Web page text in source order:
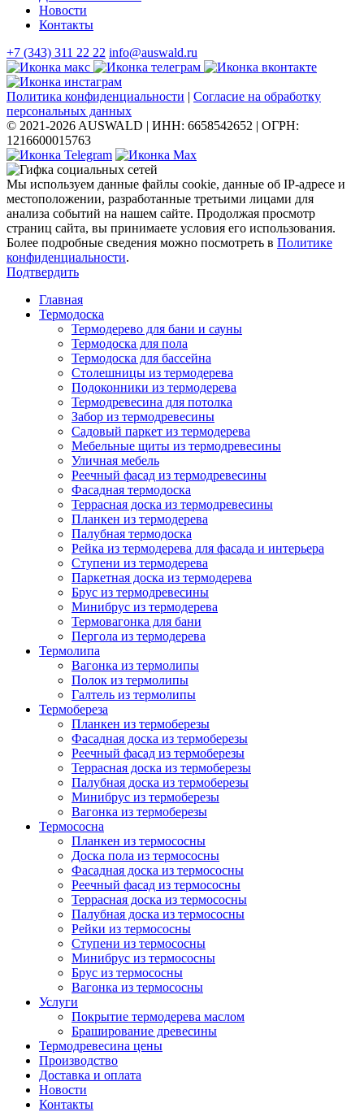
Новости
Контакты
+7 (343) 311 22 22 info@auswald.ru
Политика конфиденциальности | Согласие на обработку
персональных данных
© 2021-2026 AUSWALD | ИНН: 6658542652 | ОГРН:
1216600015763
Мы используем данные файлы cookie, данные об IP-адресе и
местоположении, разработанные третьими лицами для
анализа событий на нашем сайте. Продолжая просмотр
страниц сайта, вы принимаете условия его использования.
Более подробные сведения можно посмотреть в Политике
конфиденциальности.
Подтвердить
Главная
Термодоска
Термодерево для бани и сауны
Термодоска для пола
Термодоска для бассейна
Столешницы из термодерева
Подоконники из термодерева
Термодревесина для потолка
Забор из термодревесины
Садовый паркет из термодерева
Мебельные щиты из термодревесины
Уличная мебель
Реечный фасад из термодревесины
Фасадная термодоска
Террасная доска из термодревесины
Планкен из термодерева
Палубная термодоска
Рейка из термодерева для фасада и интерьера
Ступени из термодерева
Паркетная доска из термодерева
Брус из термодревесины
Минибрус из термодерева
Термовагонка для бани
Пергола из термодерева
Термолипа
Вагонка из термолипы
Полок из термолипы
Галтель из термолипы
Термобереза
Планкен из термоберезы
Фасадная доска из термоберезы
Реечный фасад из термоберезы
Террасная доска из термоберезы
Палубная доска из термоберезы
Минибрус из термоберезы
Вагонка из термоберезы
Термососна
Планкен из термососны
Доска пола из термососны
Фасадная доска из термососны
Реечный фасад из термососны
Террасная доска из термососны
Палубная доска из термососны
Рейки из термососны
Ступени из термососны
Минибрус из термососны
Брус из термососны
Вагонка из термососны
Услуги
Покрытие термодерева маслом
Браширование древесины
Термодревесина цены
Производство
Доставка и оплата
Новости
Контакты